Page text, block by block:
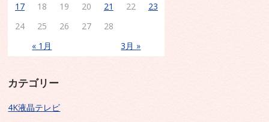
« 1月 3月 »
17
18 19 20 21 22
23
24
25 26 27 28
カテゴリー
4K液晶テレビ